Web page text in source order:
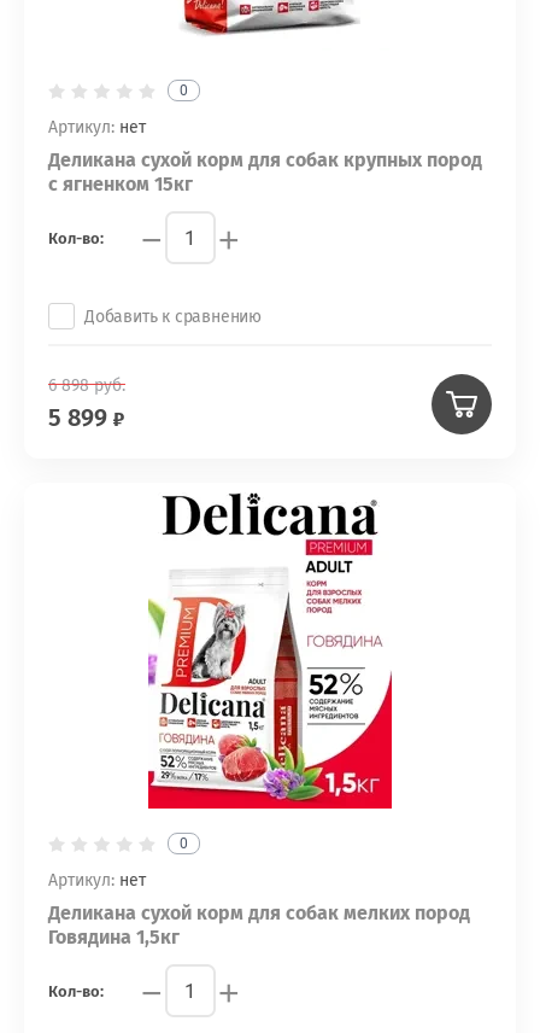
0
Артикул: нет
Деликана сухой корм для собак крупных пород
с ягненком 15кг
Кол-во: − +
Добавить к сравнению
6 898руб.
5 899
0
Артикул: нет
Деликана сухой корм для собак мелких пород
Говядина 1,5кг
Кол-во: − +